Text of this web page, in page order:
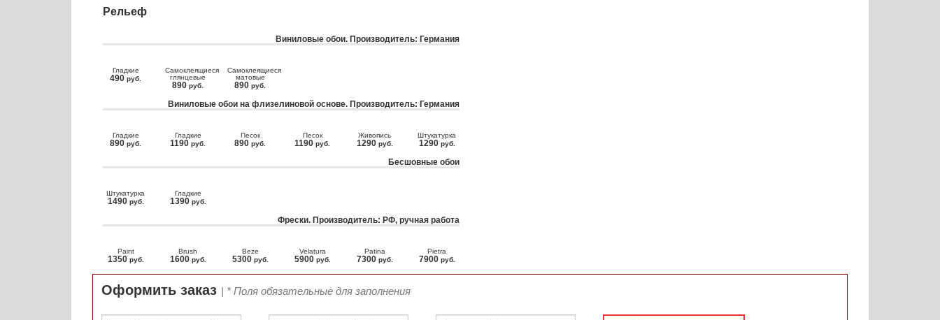
Рельеф
Виниловые обои. Производитель: Германия
Гладкие
490 руб.
Самоклеящиеся
глянцевые
890 руб.
Самоклеящиеся
матовые
890 руб.
Виниловые обои на флизелиновой основе. Производитель: Германия
Гладкие
890 руб.
Гладкие
1190 руб.
Песок
890 руб.
Песок
1190 руб.
Живопись
1290 руб.
Штукатурка
1290 руб.
Бесшовные обои
Штукатурка
1490 руб.
Гладкие
1390 руб.
Фрески. Производитель: РФ, ручная работа
Paint
1350 руб.
Brush
1600 руб.
Beze
5300 руб.
Velatura
5900 руб.
Patina
7300 руб.
Pietra
7900 руб.
Оформить заказ | * Поля обязательные для заполнения